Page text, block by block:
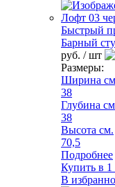
Быстрый
Барный
руб. / шт
Размеры:
Ширина
38
Глубина
38
Высота см.
70,5
Подробнее
Купить в 1
В